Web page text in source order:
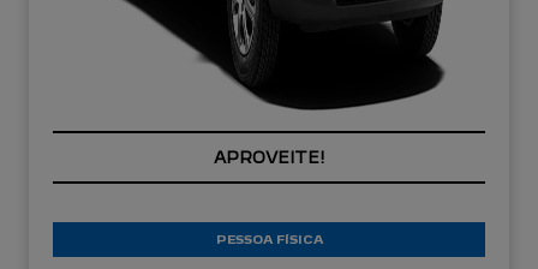
APROVEITE!
PESSOA FÍSICA